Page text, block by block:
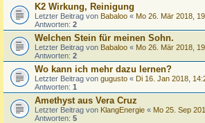
K2 Wirkung, Reinigung
Letzter Beitrag von Babaloo « Mo 26. Mär 2018,
Antworten: 2
Welchen Stein für meinen Sohn.
Letzter Beitrag von Babaloo « Mo 26. Mär 2018,
Antworten: 2
Wo kann ich mehr dazu lernen?
Letzter Beitrag von gugusto « Di 16. Jan 2018,
Antworten: 1
Amethyst aus Vera Cruz
Letzter Beitrag von KlangEnergie « Mo 25. Sep
Antworten: 5